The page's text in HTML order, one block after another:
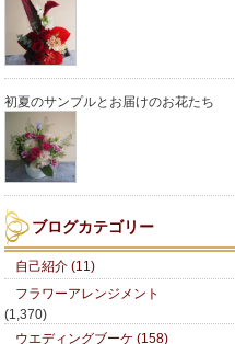
初夏のサンプルとお届けのお花たち
ブログカテゴリー
自己紹介 (11)
フラワーアレンジメント
(1,370)
ウエディングブーケ (158)